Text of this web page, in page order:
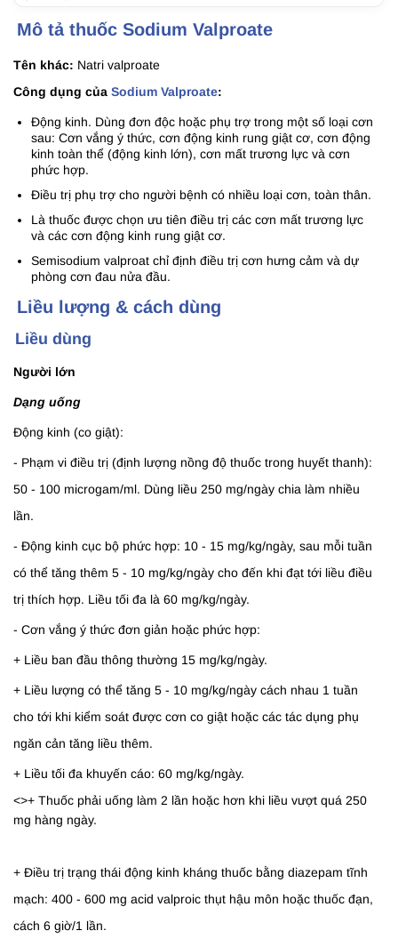
Mô tả thuốc Sodium Valproate
Tên khác: Natri valproate
Công dụng của Sodium Valproate:
Động kinh. Dùng đơn độc hoặc phụ trợ trong một số loại cơn
sau: Cơn vắng ý thức, cơn động kinh rung giật cơ, cơn động
kinh toàn thể (động kinh lớn), cơn mất trương lực và cơn
phức hợp.
Điều trị phụ trợ cho người bệnh có nhiều loại cơn, toàn thân.
Là thuốc được chọn ưu tiên điều trị các cơn mất trương lực
và các cơn động kinh rung giật cơ.
Semisodium valproat chỉ định điều trị cơn hưng cảm và dự
phòng cơn đau nửa đầu.
Liều lượng & cách dùng
Liều dùng
Người lớn
Dạng uống
Động kinh (co giật):
- Phạm vi điều trị (định lượng nồng độ thuốc trong huyết thanh):
50 - 100 microgam/ml. Dùng liều 250 mg/ngày chia làm nhiều
lần.
- Động kinh cục bộ phức hợp: 10 - 15 mg/kg/ngày, sau mỗi tuần
có thể tăng thêm 5 - 10 mg/kg/ngày cho đến khi đạt tới liều điều
trị thích hợp. Liều tối đa là 60 mg/kg/ngày.
- Cơn vắng ý thức đơn giản hoặc phức hợp:
+ Liều ban đầu thông thường 15 mg/kg/ngày.
+ Liều lượng có thể tăng 5 - 10 mg/kg/ngày cách nhau 1 tuần
cho tới khi kiểm soát được cơn co giật hoặc các tác dụng phụ
ngăn cản tăng liều thêm.
+ Liều tối đa khuyến cáo: 60 mg/kg/ngày.
<>+ Thuốc phải uống làm 2 lần hoặc hơn khi liều vượt quá 250
mg hàng ngày.
+ Điều trị trạng thái động kinh kháng thuốc bằng diazepam tĩnh
mạch: 400 - 600 mg acid valproic thụt hậu môn hoặc thuốc đạn,
cách 6 giờ/1 lần.